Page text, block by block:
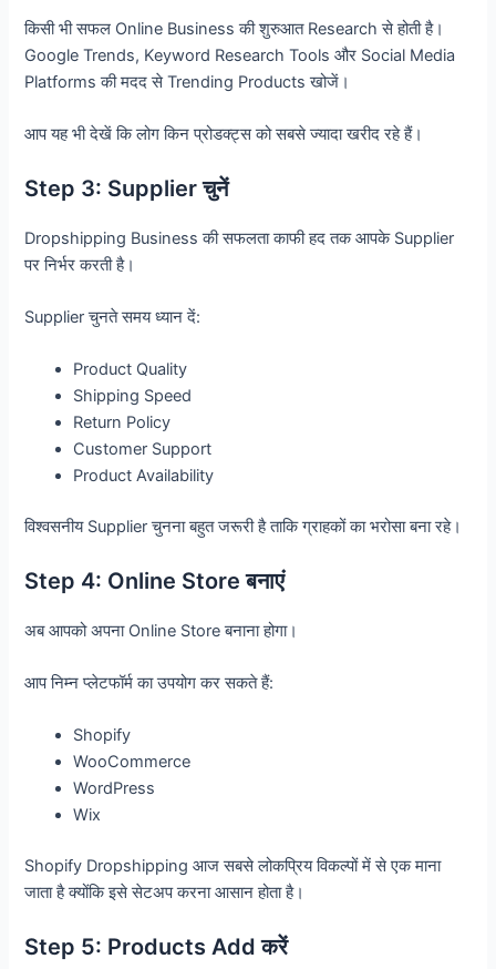
किसी भी सफल Online Business की शुरुआत Research से होती है।
Google Trends, Keyword Research Tools और Social Media
Platforms की मदद से Trending Products खोजें।
आप यह भी देखें कि लोग किन प्रोडक्ट्स को सबसे ज्यादा खरीद रहे हैं।
Step 3: Supplier चुनें
Dropshipping Business की सफलता काफी हद तक आपके Supplier
पर निर्भर करती है।
Supplier चुनते समय ध्यान दें:
Product Quality
Shipping Speed
Return Policy
Customer Support
Product Availability
विश्वसनीय Supplier चुनना बहुत जरूरी है ताकि ग्राहकों का भरोसा बना रहे।
Step 4: Online Store बनाएं
अब आपको अपना Online Store बनाना होगा।
आप निम्न प्लेटफॉर्म का उपयोग कर सकते हैं:
Shopify
WooCommerce
WordPress
Wix
Shopify Dropshipping आज सबसे लोकप्रिय विकल्पों में से एक माना
जाता है क्योंकि इसे सेटअप करना आसान होता है।
Step 5: Products Add करें